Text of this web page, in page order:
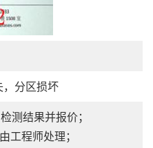
，分区损坏
测结果并报价；
工程师处理；